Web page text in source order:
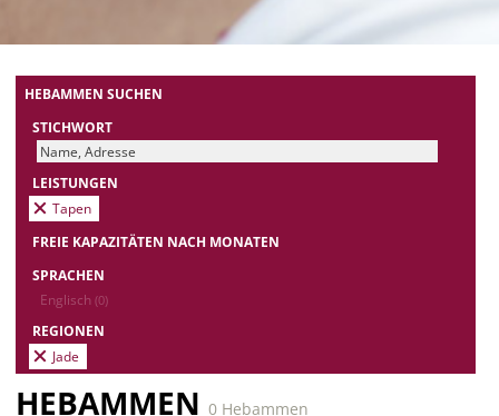
HEBAMMEN SUCHEN
STICHWORT
LEISTUNGEN
Tapen
FREIE KAPAZITÄTEN NACH MONATEN
SPRACHEN
Englisch (0)
REGIONEN
Jade
HEBAMMEN 0 Hebammen